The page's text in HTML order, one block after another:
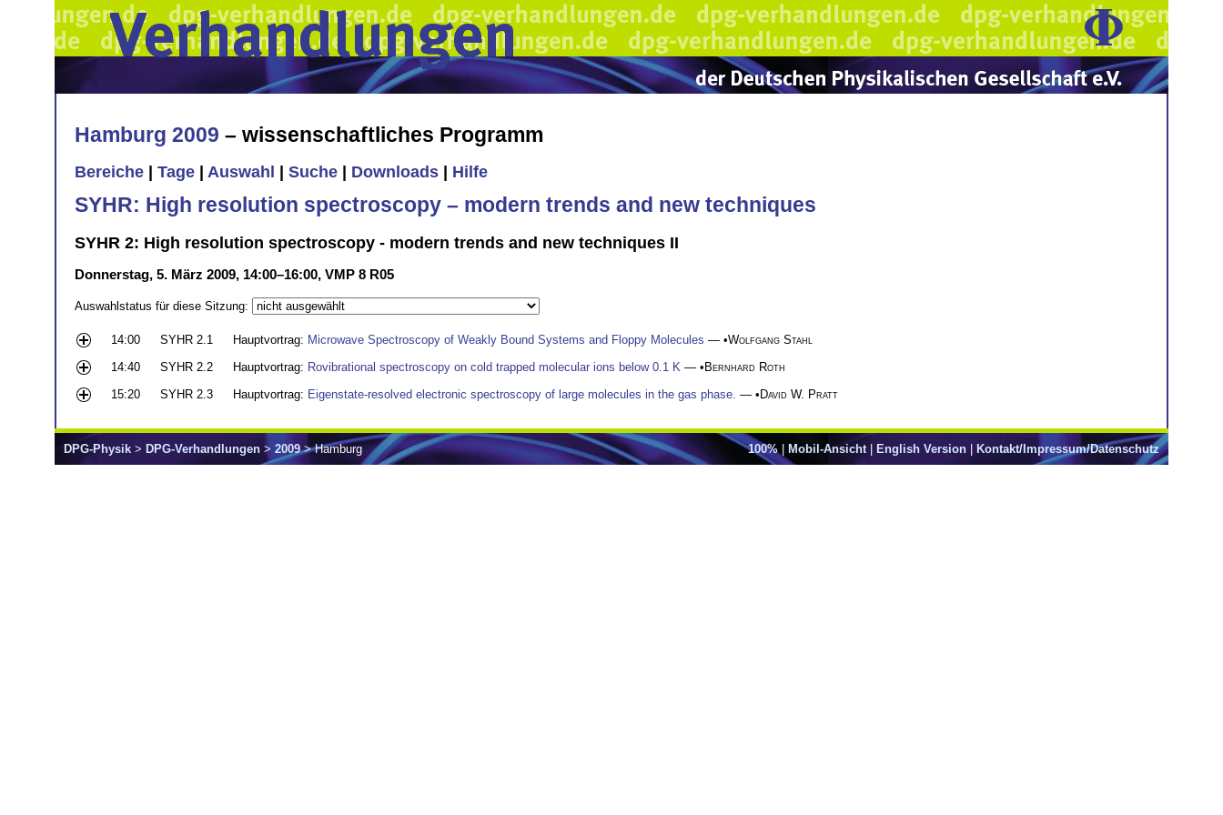
Hamburg 2009 – wissenschaftliches Programm
Bereiche Tage Auswahl Suche Downloads Hilfe
SYHR: High resolution spectroscopy – modern trends and new techniques
SYHR 2: High resolution spectroscopy - modern trends and new techniques II
Donnerstag, 5. März 2009, 14:00–16:00, VMP 8 R05
Auswahlstatus für diese Sitzung:
14:00 SYHR 2.1 Hauptvortrag: Microwave Spectroscopy of Weakly Bound Systems and Floppy Molecules — •Wolfgang Stahl
14:40
SYHR 2.2 Hauptvortrag: Rovibrational spectroscopy on cold trapped molecular ions below 0.1 K — •Bernhard Roth
15:20
SYHR 2.3 Hauptvortrag: Eigenstate-resolved electronic spectroscopy of large molecules in the gas phase. — •David W. Pratt
100%| Mobil-Ansicht | English Version | Kontakt/Impressum/Datenschutz
DPG-Physik > DPG-Verhandlungen > 2009> Hamburg